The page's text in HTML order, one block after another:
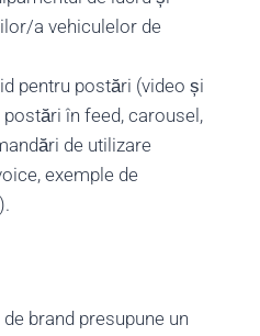
a vehiculelor de
pentru postări (video și
postări în feed, carousel,
de utilizare
exemple de
brand presupune un